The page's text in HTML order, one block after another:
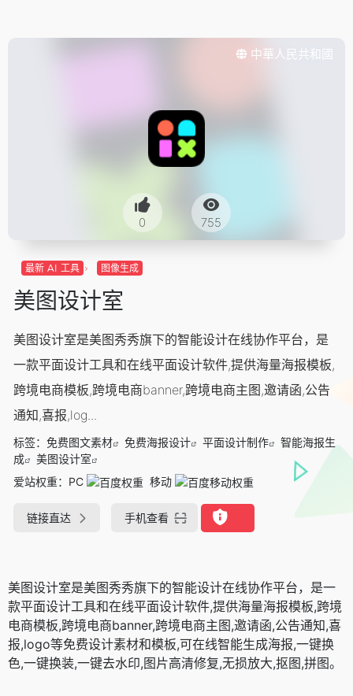
中華人民共和國
0 755
最新 AI 工具 图像生成
美图设计室
美图设计室是美图秀秀旗下的智能设计在线协作平台，是
一款平面设计工具和在线平面设计软件,提供海量海报模板,
跨境电商模板,跨境电商banner,跨境电商主图,邀请函,公告
通知,喜报,log...
标签： 免费图文素材 免费海报设计 平面设计制作
智能海报生
成
美图设计室
爱站权重： PC 移动
链接直达 手机查看
美图设计室是美图秀秀旗下的智能设计在线协作平台，是一
款平面设计工具和在线平面设计软件,提供海量海报模板,跨境
电商模板,跨境电商banner,跨境电商主图,邀请函,公告通知,喜
报,logo等免费设计素材和模板,可在线智能生成海报,一键换
色,一键换装,一键去水印,图片高清修复,无损放大,抠图,拼图。